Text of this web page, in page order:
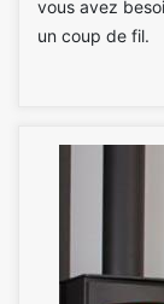
vous avez
un coup de fil.